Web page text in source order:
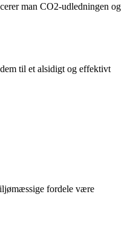
man CO2-udledningen og
til et alsidigt og effektivt
fordele være